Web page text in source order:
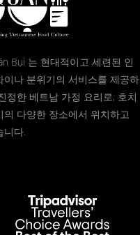
Bụi 는 현대적이고 세련된 인
이나 분위기의 서비스를 제공하
정한 베트남 가정 요리로, 호치
의 다양한 장소에서 위치하고
니다.